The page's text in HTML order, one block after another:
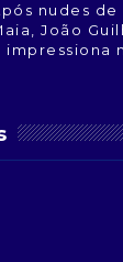
nudes de
João
impressiona